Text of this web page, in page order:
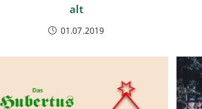
alt
01.07.2019